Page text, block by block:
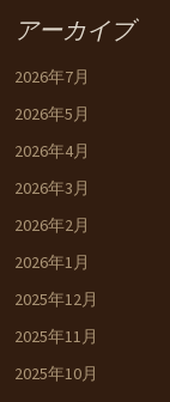
アーカイブ
2026年7月
2026年5月
2026年4月
2026年3月
2026年2月
2026年1月
2025年12月
2025年11月
2025年10月